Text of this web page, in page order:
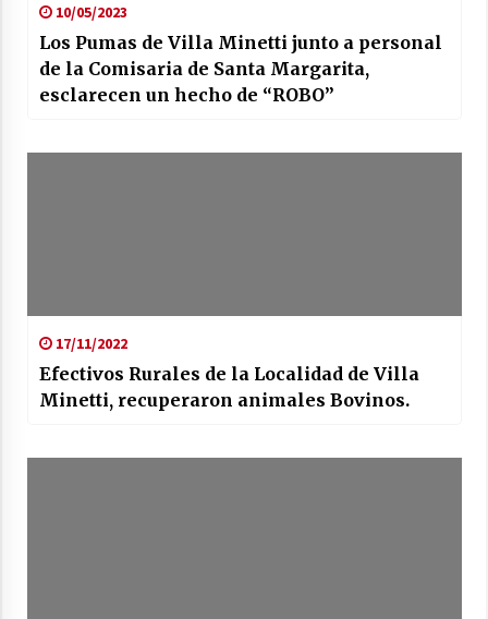
10/05/2023
Los Pumas de Villa Minetti junto a personal
de la Comisaria de Santa Margarita,
esclarecen un hecho de “ROBO”
17/11/2022
Efectivos Rurales de la Localidad de Villa
Minetti, recuperaron animales Bovinos.